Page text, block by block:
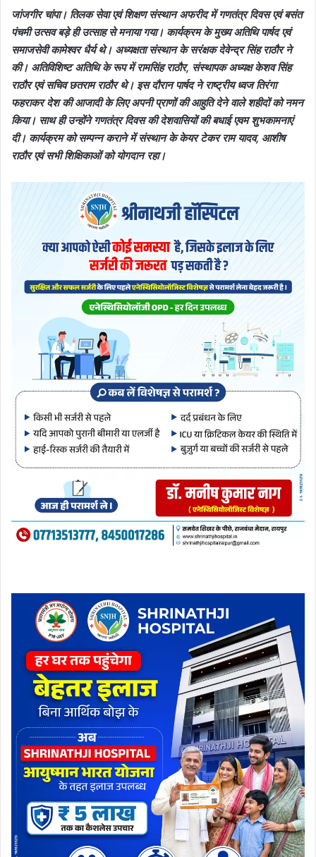
जांजगीर चांपा। तिलक सेवा एवं शिक्षण संस्थान अफरीद में गणतंत्र दिवस एवं बसंत
पंचमी उत्सव बड़े ही उत्साह से मनाया गया। कार्यक्रम के मुख्य अतिथि पार्षद एवं
समाजसेवी कामेश्वर धैर्य थे। अध्यक्षता संस्थान के सरंक्षक देवेन्द्र सिंह राठौर ने
की। अतिविशिष्ट अतिथि के रूप में रामसिंह राठौर, संस्थापक अध्यक्ष केशव सिंह
राठौर एवं सचिव छतराम राठौर थे। इस दौरान पार्षद ने राष्ट्रीय ध्वज तिरंगा
फहराकर देश की आजादी के लिए अपनी प्राणों की आहुति देने वाले शहीदों को नमन
किया। साथ ही उन्होंने गणतंत्र दिवस की देशवासियों की बधाई एवम शुभकामनाएं
दी। कार्यक्रम को सम्पन्न कराने में संस्थान के केयर टेकर राम यादव, आशीष
राठौर एवं सभी शिक्षिकाओं को योगदान रहा।